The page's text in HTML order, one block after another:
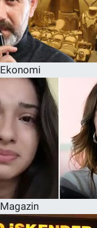
Ekonomi
Magazin